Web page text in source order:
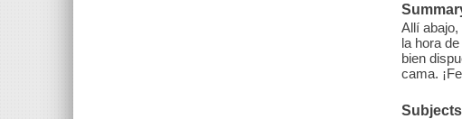
Allí
la hora
bien
cama.
Subjects